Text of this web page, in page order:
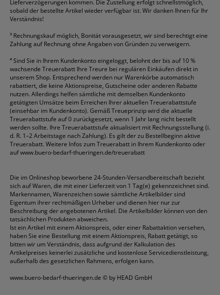
Lieferverzögerungen kommen. Die Zustellung erfolgt schnellstmöglich,
sobald der bestellte Artikel wieder verfügbar ist. Wir danken Ihnen für Ihr
Verständnis!
³ Rechnungskauf möglich, Bonität vorausgesetzt, wir sind berechtigt eine
Zahlung auf Rechnung ohne Angaben von Gründen zu verweigern.
⁴Sind Sie in Ihrem Kundenkonto eingeloggt, belohnt der bis auf 10 %
wachsende Treuerabatt Ihre Treure bei regulären Einkäufen direkt in
unserem Shop. Entsprechend werden nur Warenkörbe automatisch
rabattiert, die keine Aktionspreise, Gutscheine oder anderen Rabatte
nutzen. Allerdings helfen sämtliche mit demselben Kundenkonto
getätigten Umsätze beim Erreichen Ihrer aktuellen Treuerabattstufe
(einsehbar im Kundenkonto). Gemäß Treueprinzip wird die aktuelle
Treuerabattstufe auf 0 zurückgesetzt, wenn 1 Jahr lang nicht bestellt
werden sollte. Ihre Treuerabattstufe aktualisiert mit Rechnungsstellung (i.
d. R. 1–2 Arbeitstage nach Zahlung). Es gilt der zu Bestellbeginn aktive
Treuerabatt. Weitere Infos zum Treuerabatt in Ihrem Kundenkonto oder
aufwww.buero-bedarf-thueringen.de/treuerabatt
Die im Onlineshop beworbene 24-Stunden-Versandbereitschaft bezieht
sich auf Waren, die mit einer Lieferzeit von 1 Tag(e) gekennzeichnet sind.
Markennamen, Warenzeichen sowie sämtliche Artikelbilder sind
Eigentum ihrer rechtmäßigen Urheber und dienen hier nur zur
Beschreibung der angebotenen Artikel. Die Artikelbilder können von den
tatsächlichen Produkten abweichen.
Ist ein Artikel mit einem Aktionspreis, oder einer Rabattaktion versehen,
haben Sie eine Bestellung mit einem Aktionspreis, Rabatt getätigt, so
bitten wir um Verständnis, dass aufgrund der Kalkulation des
Artikelpreises keinerlei zusätzliche und kostenlose Servicedienstleistung,
außerhalb des gesetzlichen Rahmens, erfolgen kann.
www.buero-bedarf-thueringen.de © by HEAD GmbH